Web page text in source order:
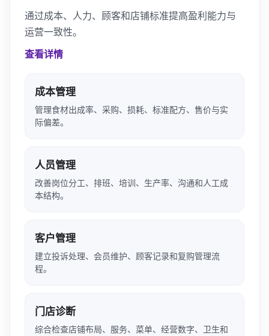
通过成本、人力、顾客和店铺标准提高盈利能力与
运营一致性。
查看详情
成本管理
管理食材出成率、采购、损耗、标准配方、售价与实
际偏差。
人员管理
改善岗位分工、排班、培训、生产率、沟通和人工成
本结构。
客户管理
建立投诉处理、会员维护、顾客记录和复购管理流
程。
门店诊断
综合检查店铺布局、服务、菜单、经营数字、卫生和